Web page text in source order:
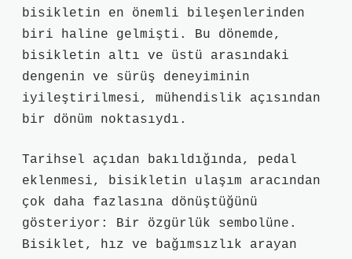
bisikletin en önemli bileşenlerinden
biri haline gelmişti. Bu dönemde,
bisikletin altı ve üstü arasındaki
dengenin ve sürüş deneyiminin
iyileştirilmesi, mühendislik açısından
bir dönüm noktasıydı.
Tarihsel açıdan bakıldığında, pedal
eklenmesi, bisikletin ulaşım aracından
çok daha fazlasına dönüştüğünü
gösteriyor: Bir özgürlük sembolüne.
Bisiklet, hız ve bağımsızlık arayan